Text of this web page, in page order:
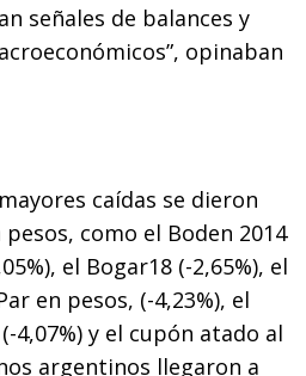
señales de balances y
opinaban
caídas se dieron
como el Boden 2014
el Bogar18 (-2,65%), el
en pesos, (-4,23%), el
4,07%) y el cupón atado al
argentinos llegaron a